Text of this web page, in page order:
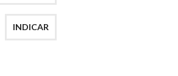
INDICAR